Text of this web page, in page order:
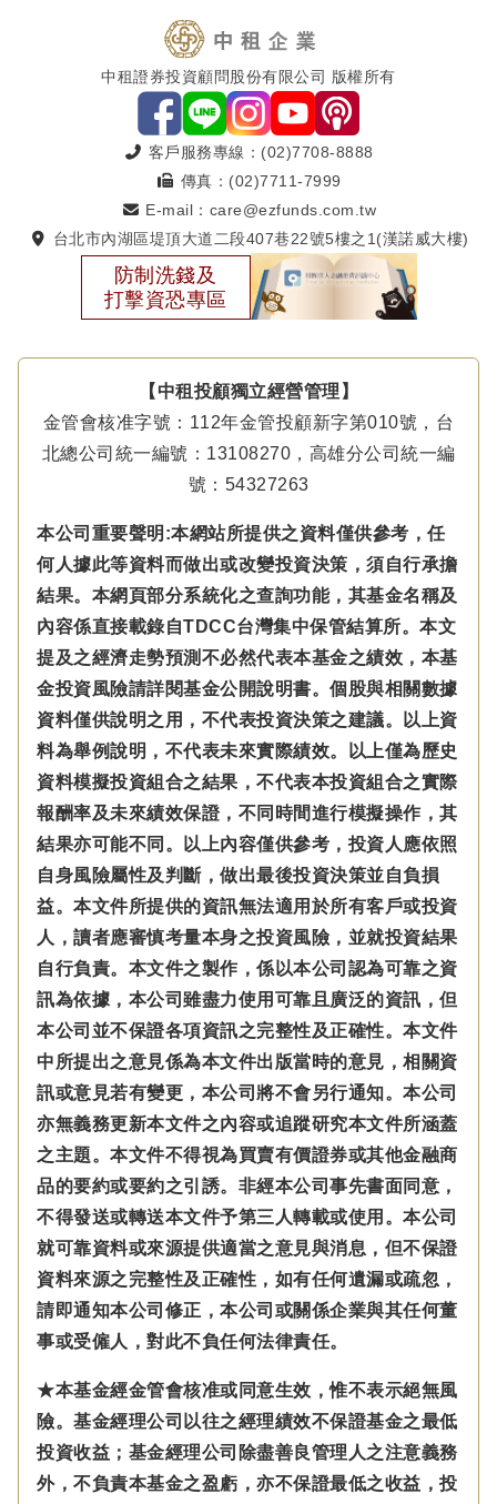
中租證券投資顧問股份有限公司 版權所有
客戶服務專線：(02)7708-8888
傳真：(02)7711-7999
E-mail：care@ezfunds.com.tw
台北市內湖區堤頂大道二段407巷22號5樓之1(漢諾威大樓)
防制洗錢及
打擊資恐專區
【中租投顧獨立經營管理】
金管會核准字號：112年金管投顧新字第010號，台
北總公司統一編號：13108270，高雄分公司統一編
號：54327263
本公司重要聲明:本網站所提供之資料僅供參考，任
何人據此等資料而做出或改變投資決策，須自行承擔
結果。本網頁部分系統化之查詢功能，其基金名稱及
內容係直接載錄自TDCC台灣集中保管結算所。本文
提及之經濟走勢預測不必然代表本基金之績效，本基
金投資風險請詳閱基金公開說明書。個股與相關數據
資料僅供說明之用，不代表投資決策之建議。以上資
料為舉例說明，不代表未來實際績效。以上僅為歷史
資料模擬投資組合之結果，不代表本投資組合之實際
報酬率及未來績效保證，不同時間進行模擬操作，其
結果亦可能不同。以上內容僅供參考，投資人應依照
自身風險屬性及判斷，做出最後投資決策並自負損
益。本文件所提供的資訊無法適用於所有客戶或投資
人，讀者應審慎考量本身之投資風險，並就投資結果
自行負責。本文件之製作，係以本公司認為可靠之資
訊為依據，本公司雖盡力使用可靠且廣泛的資訊，但
本公司並不保證各項資訊之完整性及正確性。本文件
中所提出之意見係為本文件出版當時的意見，相關資
訊或意見若有變更，本公司將不會另行通知。本公司
亦無義務更新本文件之內容或追蹤研究本文件所涵蓋
之主題。本文件不得視為買賣有價證券或其他金融商
品的要約或要約之引誘。非經本公司事先書面同意，
不得發送或轉送本文件予第三人轉載或使用。本公司
就可靠資料或來源提供適當之意見與消息，但不保證
資料來源之完整性及正確性，如有任何遺漏或疏忽，
請即通知本公司修正，本公司或關係企業與其任何董
事或受僱人，對此不負任何法律責任。
★本基金經金管會核准或同意生效，惟不表示絕無風
險。基金經理公司以往之經理績效不保證基金之最低
投資收益；基金經理公司除盡善良管理人之注意義務
外，不負責本基金之盈虧，亦不保證最低之收益，投